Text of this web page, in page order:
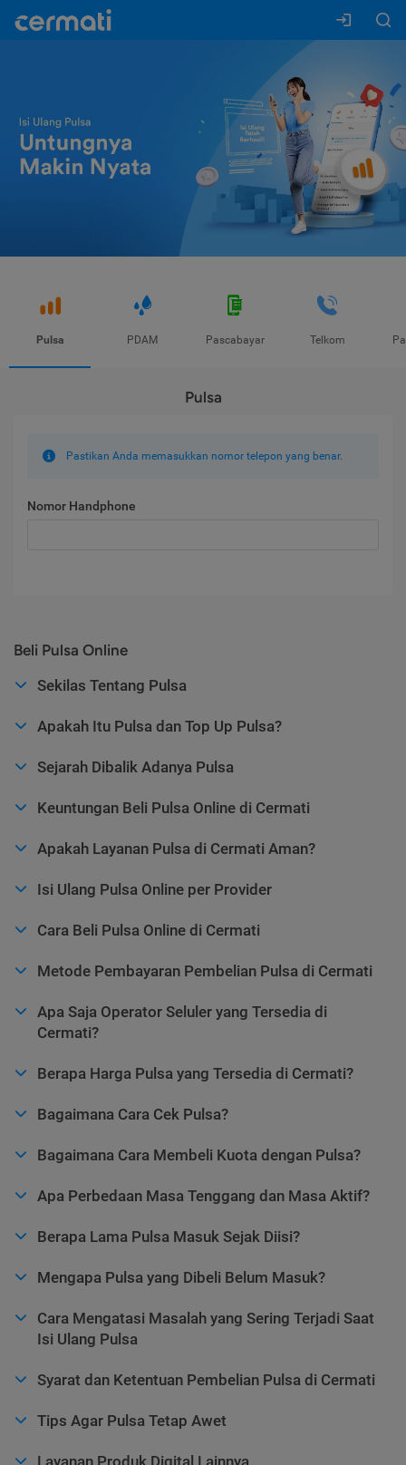
Pulsa PDAM Pascabayar Telkom
Pulsa
Pastikan Anda memasukkan nomor telepon yang benar.
Nomor Handphone
Beli Pulsa Online
Sekilas Tentang Pulsa
Apakah Itu Pulsa dan Top Up Pulsa?
Sejarah Dibalik Adanya Pulsa
Keuntungan Beli Pulsa Online di Cermati
Apakah Layanan Pulsa di Cermati Aman?
Isi Ulang Pulsa Online per Provider
Cara Beli Pulsa Online di Cermati
Metode Pembayaran Pembelian Pulsa di Cermati
Apa Saja Operator Seluler yang Tersedia di
Cermati?
Berapa Harga Pulsa yang Tersedia di Cermati?
Bagaimana Cara Cek Pulsa?
Bagaimana Cara Membeli Kuota dengan Pulsa?
Apa Perbedaan Masa Tenggang dan Masa Aktif?
Berapa Lama Pulsa Masuk Sejak Diisi?
Mengapa Pulsa yang Dibeli Belum Masuk?
Cara Mengatasi Masalah yang Sering Terjadi Saat
Isi Ulang Pulsa
Syarat dan Ketentuan Pembelian Pulsa di Cermati
Tips Agar Pulsa Tetap Awet
Layanan Produk Digital Lainnya